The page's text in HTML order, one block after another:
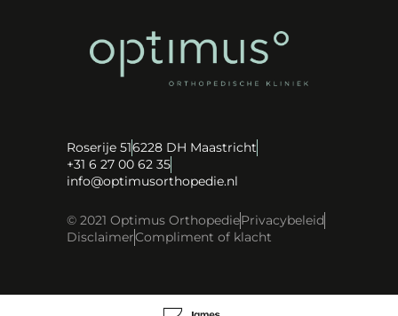
Roserije 516228 DH Maastricht
+31 6 27 00 62 35
info@optimusorthopedie.nl
© 2021 Optimus OrthopediePrivacybeleid
DisclaimerCompliment of klacht